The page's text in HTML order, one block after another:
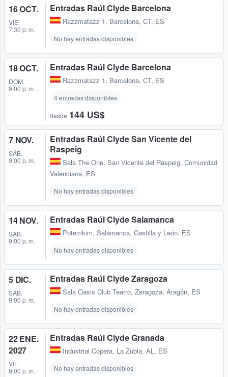
16 OCT.
VIE.
7:30 p. m.
Entradas Raúl Clyde Barcelona
Razzmatazz 1, Barcelona, CT, ES
No hay entradas disponibles
18 OCT.
DOM.
9:00 p. m.
Entradas Raúl Clyde Barcelona
Razzmatazz 1, Barcelona, CT, ES
4 entradas disponibles
desde 144 US$
7 NOV.
SÁB.
9:00 p. m.
Entradas Raúl Clyde San Vicente del
Raspeig
Sala The One, San Vicente del Raspeig, Comunidad
Valenciana, ES
No hay entradas disponibles
14 NOV.
SÁB.
9:00 p. m.
Entradas Raúl Clyde Salamanca
Potemkim, Salamanca, Castilla y León, ES
No hay entradas disponibles
5 DIC.
SÁB.
9:00 p. m.
Entradas Raúl Clyde Zaragoza
Sala Oasis Club Teatro, Zaragoza, Aragón, ES
No hay entradas disponibles
22 ENE.
2027
VIE.
9:00 p. m.
Entradas Raúl Clyde Granada
Industrial Copera, La Zubia, AL, ES
No hay entradas disponibles